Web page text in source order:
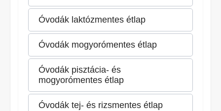
Óvodák laktózmentes étlap
Óvodák mogyorómentes étlap
Óvodák pisztácia- és
mogyorómentes étlap
Óvodák tej- és rizsmentes étlap